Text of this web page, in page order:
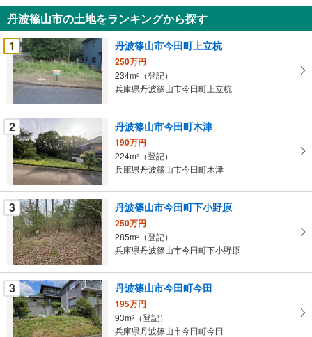
知
を
受
け
取
る
条
件
を
マ
イ
ペ
ー
ジ
に
保
存
す
る
丹波篠山市の土地をランキングから探す
1
丹波篠山市今田町上立杭
250万円
234m2
（登記）
兵庫県丹波篠山市今田町上立杭
2 丹波篠山市今田町木津
190万円
224m2
（登記）
兵庫県丹波篠山市今田町木津
3 丹波篠山市今田町下小野原
250万円
285m2
（登記）
兵庫県丹波篠山市今田町下小野原
3 丹波篠山市今田町今田
195万円
93m2
（登記）
兵庫県丹波篠山市今田町今田